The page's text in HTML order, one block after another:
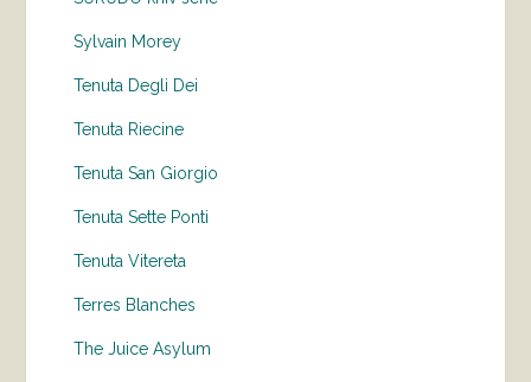
Sylvain Morey
Tenuta Degli Dei
Tenuta Riecine
Tenuta San Giorgio
Tenuta Sette Ponti
Tenuta Vitereta
Terres Blanches
The Juice Asylum